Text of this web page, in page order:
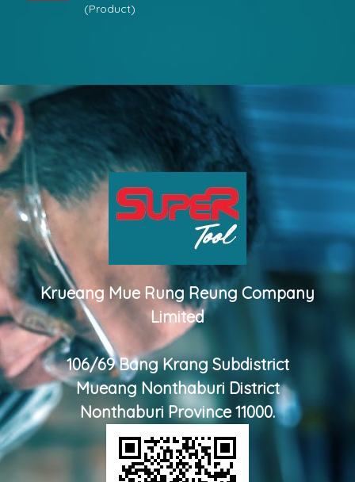
(Product)
Krueang Mue Rung Reung Company
Limited
106/69 Bang Krang Subdistrict
Mueang Nonthaburi District
Nonthaburi Province 11000.